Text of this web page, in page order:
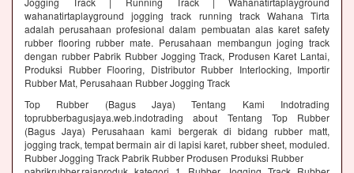
wahanatirtaplayground jogging track running track Wahana Tirta
adalah perusahaan profesional dalam pembuatan alas karet safety
rubber flooring rubber mate. Perusahaan membangun joging track
dengan rubber Pabrik Rubber Jogging Track, Produsen Karet Lantai,
Produksi Rubber Flooring, Distributor Rubber Interlocking, Importir
Rubber Mat, Perusahaan Rubber Jogging Track
Top Rubber (Bagus Jaya) Tentang Kami Indotrading
toprubberbagusjaya.web.indotrading about Tentang Top Rubber
(Bagus Jaya) Perusahaan kami bergerak di bidang rubber matt,
jogging track, tempat bermain air di lapisi karet, rubber sheet, moduled.
Rubber Jogging Track Pabrik Rubber Produsen Produksi Rubber